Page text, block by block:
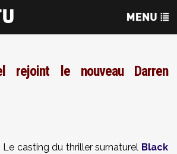
rejoint le nouveau Darren
Le casting du thriller surnaturel Black